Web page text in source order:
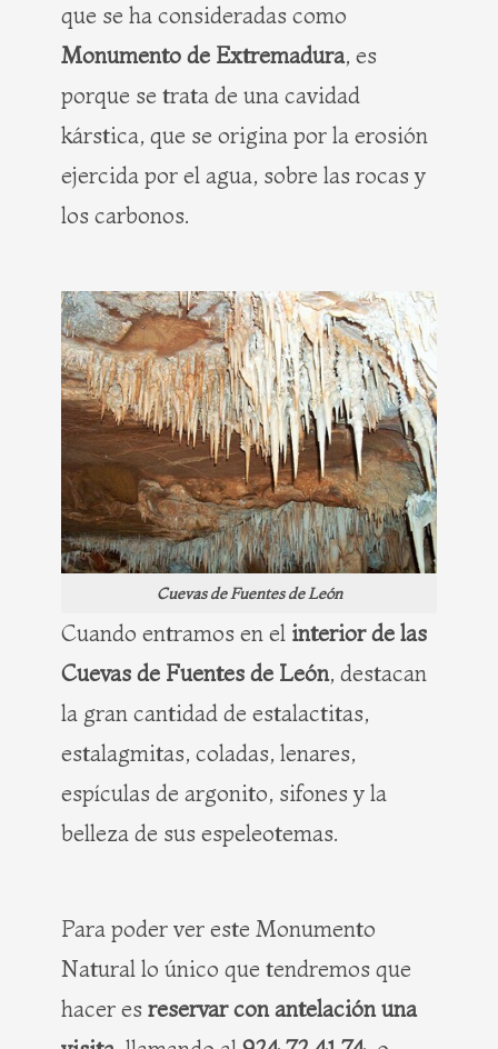
que se ha consideradas como
Monumento de Extremadura, es
porque se trata de una cavidad
kárstica, que se origina por la erosión
ejercida por el agua, sobre las rocas y
los carbonos.
Cuevas de Fuentes de León
Cuando entramos en el interior de las
Cuevas de Fuentes de León, destacan
la gran cantidad de estalactitas,
estalagmitas, coladas, lenares,
espículas de argonito, sifones y la
belleza de sus espeleotemas.
Para poder ver este Monumento
Natural lo único que tendremos que
hacer es reservar con antelación una